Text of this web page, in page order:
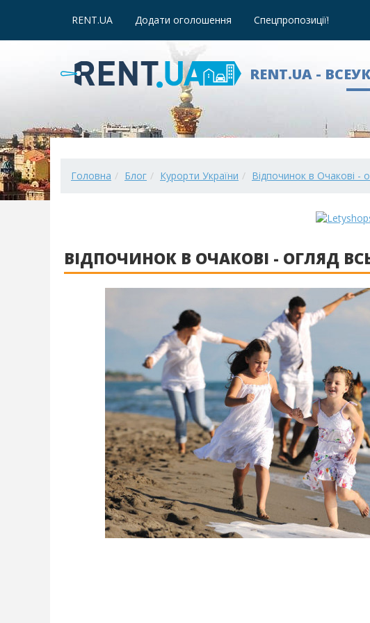
RENT.UA Додати оголошення Спецпропозиції!
RENT.UA -
Головна Блог Курорти України Відпочинок в Очакові -
ВІДПОЧИНОК В ОЧАКОВІ - ОГЛЯД